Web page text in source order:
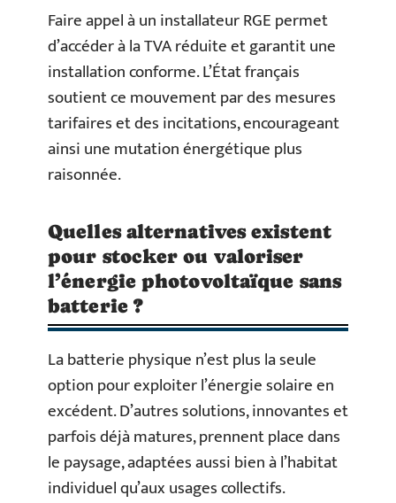
Faire appel à un installateur RGE permet
d’accéder à la TVA réduite et garantit une
installation conforme. L’État français
soutient ce mouvement par des mesures
tarifaires et des incitations, encourageant
ainsi une mutation énergétique plus
raisonnée.
Quelles alternatives existent
pour stocker ou valoriser
l’énergie photovoltaïque sans
batterie ?
La batterie physique n’est plus la seule
option pour exploiter l’énergie solaire en
excédent. D’autres solutions, innovantes et
parfois déjà matures, prennent place dans
le paysage, adaptées aussi bien à l’habitat
individuel qu’aux usages collectifs.